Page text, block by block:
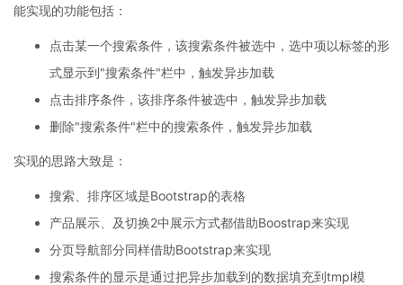
能实现的功能包括：
点击某一个搜索条件，该搜索条件被选中，选中项以标签的形
式显示到"搜索条件"栏中，触发异步加载
点击排序条件，该排序条件被选中，触发异步加载
删除"搜索条件"栏中的搜索条件，触发异步加载
实现的思路大致是：
搜索、排序区域是Bootstrap的表格
产品展示、及切换2中展示方式都借助Boostrap来实现
分页导航部分同样借助Bootstrap来实现
搜索条件的显示是通过把异步加载到的数据填充到tmpl模